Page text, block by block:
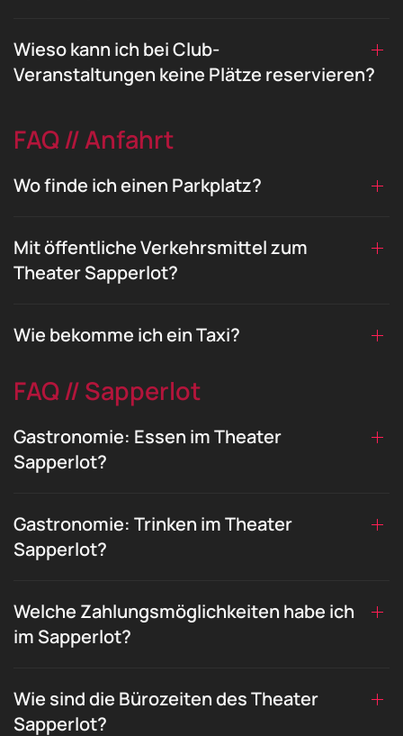
Wieso kann ich bei Club-
Veranstaltungen keine Plätze reservieren?
FAQ // Anfahrt
Wo finde ich einen Parkplatz?
Mit öffentliche Verkehrsmittel zum
Theater Sapperlot?
Wie bekomme ich ein Taxi?
FAQ // Sapperlot
Gastronomie: Essen im Theater
Sapperlot?
Gastronomie: Trinken im Theater
Sapperlot?
Welche Zahlungsmöglichkeiten habe ich
im Sapperlot?
Wie sind die Bürozeiten des Theater
Sapperlot?